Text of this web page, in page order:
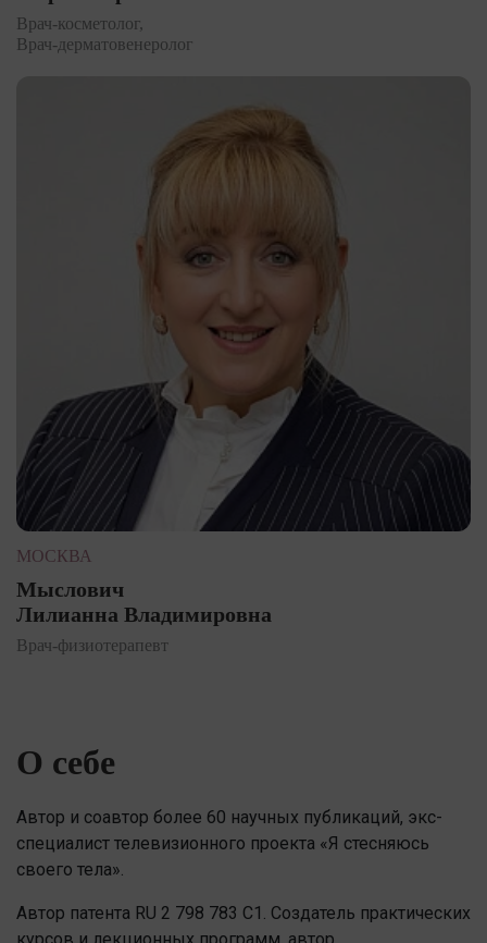
Врач-косметолог,
Врач-дерматовенеролог
МОСКВА
Мыслович
Лилианна Владимировна
Врач-физиотерапевт
О себе
Автор и соавтор более 60 научных публикаций, экс-
специалист телевизионного проекта «Я стесняюсь
своего тела».
Автор патента RU 2 798 783 C1. Создатель практических